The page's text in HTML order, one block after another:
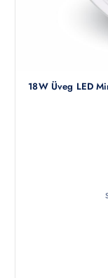
18W Üveg LED